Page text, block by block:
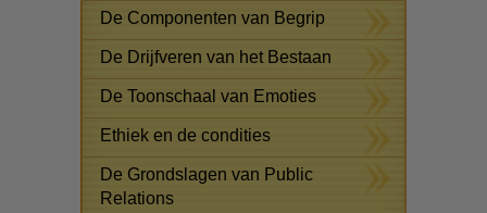
De Componenten van Begrip
De Drijfveren van het Bestaan
De Toonschaal van Emoties
Ethiek en de condities
De Grondslagen van Public
Relations